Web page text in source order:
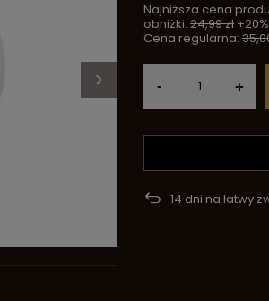
Najniższa cena
obniżki: 24,99 zł +20%
Cena regularna:
- +
14 dni na łatwy